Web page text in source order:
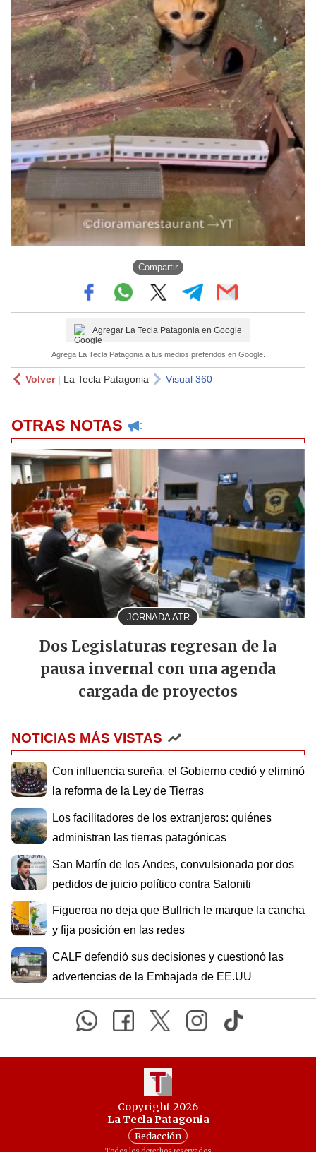
Compartir
Agregar La Tecla Patagonia en Google
Agrega La Tecla Patagonia a tus medios preferidos en Google.
Volver| La Tecla Patagonia Visual 360
OTRAS NOTAS
JORNADA ATR
Dos Legislaturas regresan de la
pausa invernal con una agenda
cargada de proyectos
NOTICIAS MÁS VISTAS
Con influencia sureña, el Gobierno cedió y eliminó
la reforma de la Ley de Tierras
Los facilitadores de los extranjeros: quiénes
administran las tierras patagónicas
San Martín de los Andes, convulsionada por dos
pedidos de juicio político contra Saloniti
Figueroa no deja que Bullrich le marque la cancha
y fija posición en las redes
CALF defendió sus decisiones y cuestionó las
advertencias de la Embajada de EE.UU
Copyright 2026
La Tecla Patagonia
Redacción